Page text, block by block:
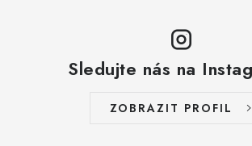
Sledujte nás na
ZOBRAZIT PROFIL